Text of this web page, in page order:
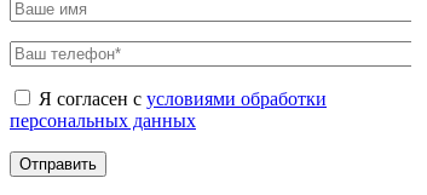
Я согласен с условиями обработки
персональных данных